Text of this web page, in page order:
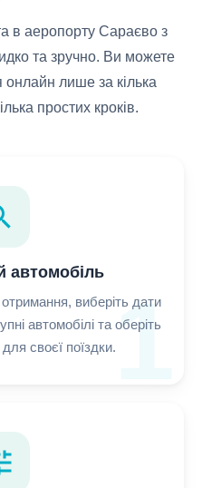
в аеропорту Сараєво з
та зручно. Ви можете
лише за кілька
простих кроків.
1
автомобіль
виберіть дати
автомобілі та оберіть
своєї поїздки.